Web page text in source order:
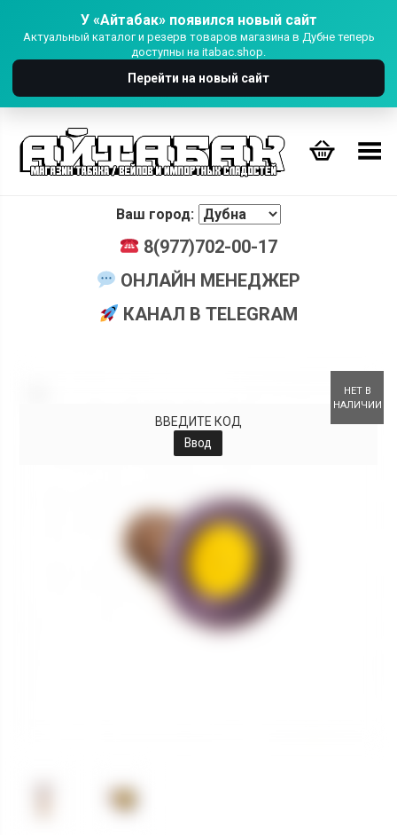
У «Айтабак» появился новый сайт
Актуальный каталог и резерв товаров магазина в Дубне теперь
доступны на itabac.shop.
Перейти на новый сайт
Переключить Меню
Ваш город:
8(977)702-00-17
ОНЛАЙН МЕНЕДЖЕР
КАНАЛ В TELEGRAM
НЕТ В
НАЛИЧИИ
ВВЕДИТЕ КОД
Ввод